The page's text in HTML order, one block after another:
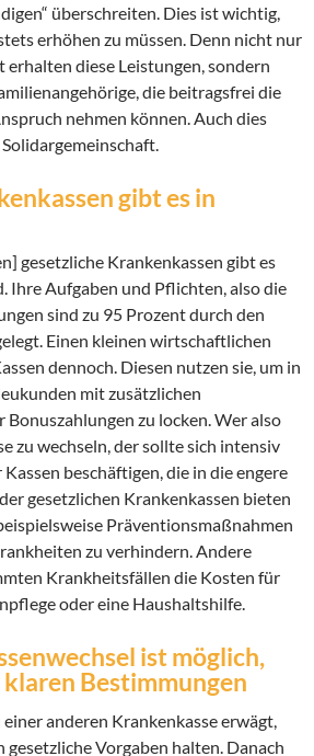
überschreiten. Dies ist wichtig,
erhöhen zu müssen. Denn nicht nur
erhalten diese Leistungen, sondern
die beitragsfrei die
nehmen können. Auch dies
gibt es in
gesetzliche Krankenkassen gibt es
Ihre Aufgaben und Pflichten, also die
sind zu 95 Prozent durch den
Einen kleinen wirtschaftlichen
dennoch. Diesen nutzen sie, um in
mit zusätzlichen
Bonuszahlungen zu locken. Wer also
zu wechseln, der sollte sich intensiv
beschäftigen, die in die engere
gesetzlichen Krankenkassen bieten
Präventionsmaßnahmen
zu verhindern. Andere
Krankheitsfällen die Kosten für
oder eine Haushaltshilfe.
ist möglich,
Bestimmungen
anderen Krankenkasse erwägt,
gesetzliche Vorgaben halten. Danach